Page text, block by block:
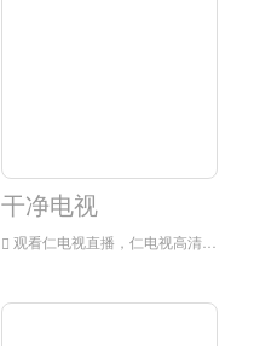
干净电视
观看仁电视直播，仁电视高清直播，仁电视观看俄罗斯的直播电视